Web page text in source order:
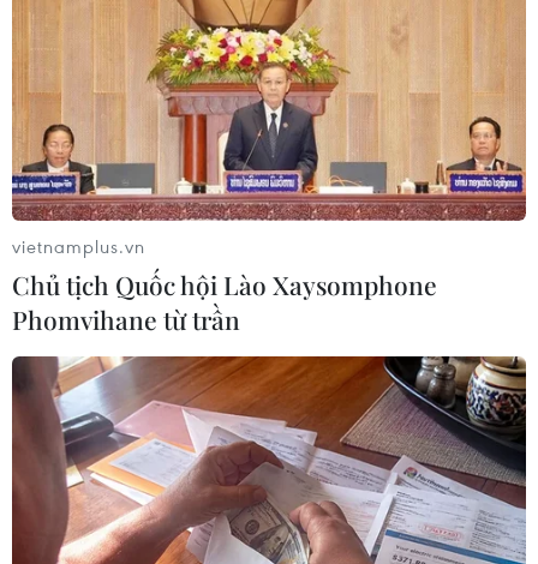
Uganda đã cung cấp các nguồn hỗ trợ đối với
những nông dân dễ bị tổn thương trước khi hạn
hán xảy ra vào năm 2015, giúp cứu sống được
nhiều người và cắt giảm chi phí hỗ trợ khẩn cấp
so với các trận hạn hán tương tự thập kỷ trước./.
vietnamplus.vn
Chủ tịch Quốc hội Lào Xaysomphone
Phomvihane từ trần